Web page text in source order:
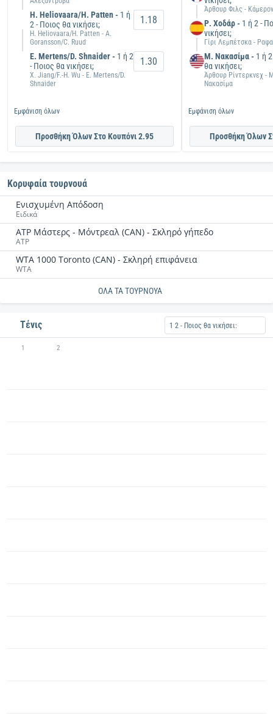
H. Heliovaara/H. Patten - 1 ή
2 - Ποιος θα νικήσει;
H. Heliovaara/H. Patten - A.
Goransson/C. Ruud
1.18
E. Mertens/D. Shnaider - 1 ή 2
- Ποιος θα νικήσει;
X. Jiang/F.-H. Wu - E. Mertens/D.
Shnaider
1.30
Εμφάνιση όλων
Προσθήκη Όλων Στο Κουπόνι 2.95
Άρθουρ Φιλς -
Ρ. Χοδάρ - 1 ή 2 -
νικήσει;
Γίρι Λεμπέτσκα -
Μ. Νακασίμα - 1 ή
θα νικήσει;
Άρθουρ Ρίντερκνεχ -
Νακασίμα
Εμφάνιση όλων
Προσθήκη Όλων
Κορυφαία τουρνουά
Ενισχυμένη Απόδοση
Ειδικά
ATP Μάστερς - Μόντρεαλ (CAN) - Σκληρό γήπεδο
ATP
WTA 1000 Toronto (CAN) - Σκληρή επιφάνεια
WTA
ΟΛΑ ΤΑ ΤΟΥΡΝΟΥΑ
Τένις 1 2 - Ποιος θα νικήσει:
1 2